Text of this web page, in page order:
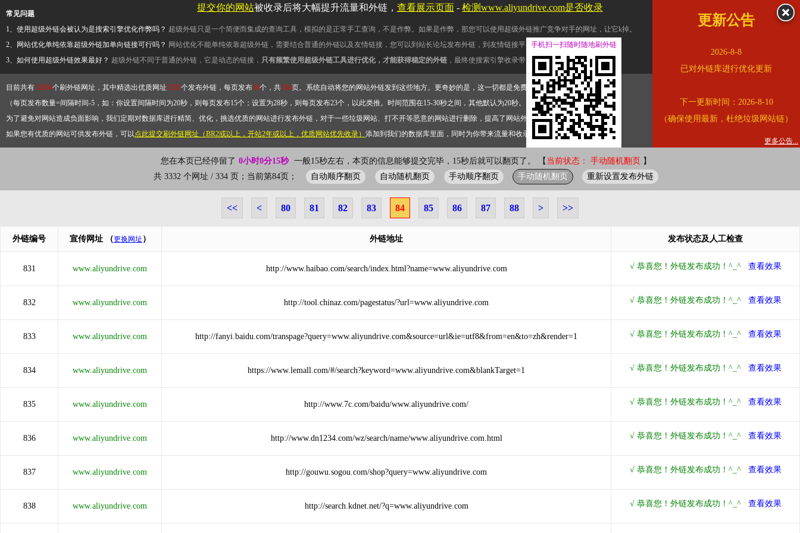
常见问题
1、使用超级外链会被认为是搜索引擎优化作弊吗？ 超级外链只是一个简便而集成的查询工具，模拟的是正常手工查询，不是作弊。如果是作弊，那您可以使用超级外链推广竞争对手的网址，让它k掉。
2、网站优化单纯依靠超级外链加单向链接可行吗？ 网站优化不能单纯依靠超级外链，需要结合普通的外链以及友情链接，您可以到站长论坛发布外链，到友情链接平台交换友情链接。
3、如何使用超级外链效果最好？ 超级外链不同于普通的外链，它是动态的链接， 只有频繁使用超级外链工具进行优化，才能获得稳定的外链 ，最终使搜索引擎收录带网址的查询页面。
目前共有13264个刷外链网址，其中精选出优质网址3332个发布外链，每页发布10个，共334页。系统自动将您的网站外链发到这些地方。更奇妙的是，这一切都是免费的。
（每页发布数量=间隔时间-5，如：你设置间隔时间为20秒，则每页发布15个；设置为28秒，则每页发布23个，以此类推。时间范围在15-30秒之间，其他默认为20秒。）
为了避免对网站造成负面影响，我们定期对数据库进行精简、优化，挑选优质的网站进行发布外链，对于一些垃圾网站、打不开等恶意的网站进行删除，提高了网站外链的质量。
如果您有优质的网站可供发布外链，可以点此提交刷外链网址（BR2或以上，开站2年或以上，优质网站优先收录） 添加到我们的数据库里面，同时为你带来流量和收录。 错误外链纠正
您在本页已经停留了 0小时0分16秒 一般15秒左右，本页的信息能够提交完毕，15秒后就可以翻页了。 【 当前状态： 手动随机翻页 】
共 3332 个网址 / 334 页；当前第84页；
自动顺序翻页 自动随机翻页 手动顺序翻页 手动随机翻页 重新设置发布外链
<< < 80 81 82 83 84 85 86 87 88 > >>
外链编号 宣传网址 （更换网址 ） 外链地址 发布状态及人工检查
831 www.aliyundrive.com http://www.haibao.com/search/index.html?name=www.aliyundrive.com
832 www.aliyundrive.com http://tool.chinaz.com/pagestatus/?url=www.aliyundrive.com
833 www.aliyundrive.com http://fanyi.baidu.com/transpage?query=www.aliyundrive.com&source=url&ie=utf8&from=en&to=zh&render=1
834 www.aliyundrive.com https://www.lemall.com/#/search?keyword=www.aliyundrive.com&blankTarget=1
835 www.aliyundrive.com http://www.7c.com/baidu/www.aliyundrive.com/
836 www.aliyundrive.com http://www.dn1234.com/wz/search/name/www.aliyundrive.com.html
837 www.aliyundrive.com http://gouwu.sogou.com/shop?query=www.aliyundrive.com
838 www.aliyundrive.com http://search.kdnet.net/?q=www.aliyundrive.com
提交你的网站被收录后将大幅提升流量和外链， 查看展示页面 - 检测www.aliyundrive.com是否收录
更新公告
2026-8-8
已对外链库进行优化更新
下一更新时间：2026-8-10
（确保使用最新，杜绝垃圾网站链）
更多公告...
手机扫一扫随时随地刷外链